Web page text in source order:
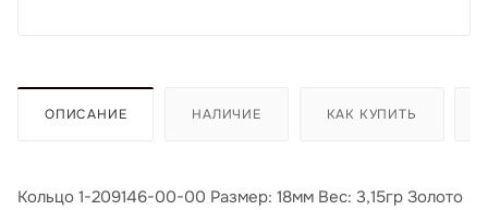
ОПИСАНИЕ НАЛИЧИЕ КАК КУПИТЬ
Кольцо 1-209146-00-00 Размер: 18мм Вес: 3,15гр Золото